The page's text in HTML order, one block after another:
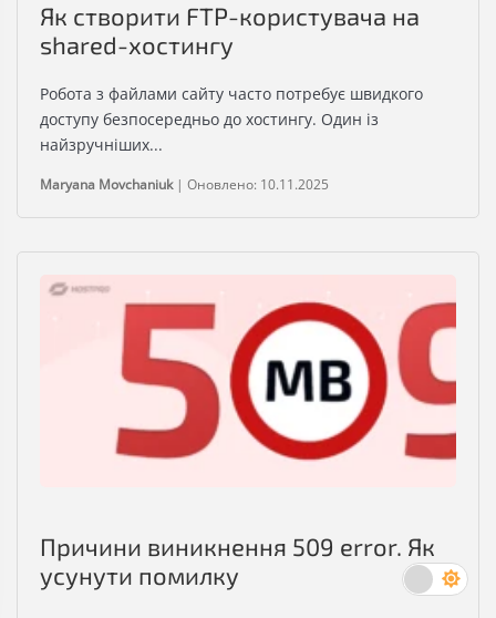
Як створити FTP-користувача на
shared-хостингу
Робота з файлами сайту часто потребує швидкого
доступу безпосередньо до хостингу. Один із
найзручніших...
Maryana Movchaniuk| Оновлено: 10.11.2025
Причини виникнення 509 error. Як
усунути помилку